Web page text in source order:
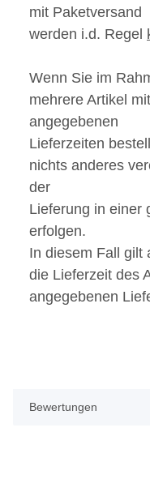
mit Paketversand
werden i.d. Regel
Wenn Sie im
mehrere Artikel
angegebenen
Lieferzeiten
nichts anderes
der
Lieferung in einer
erfolgen.
In diesem Fall gilt
die Lieferzeit des
angegebenen
Bewertungen